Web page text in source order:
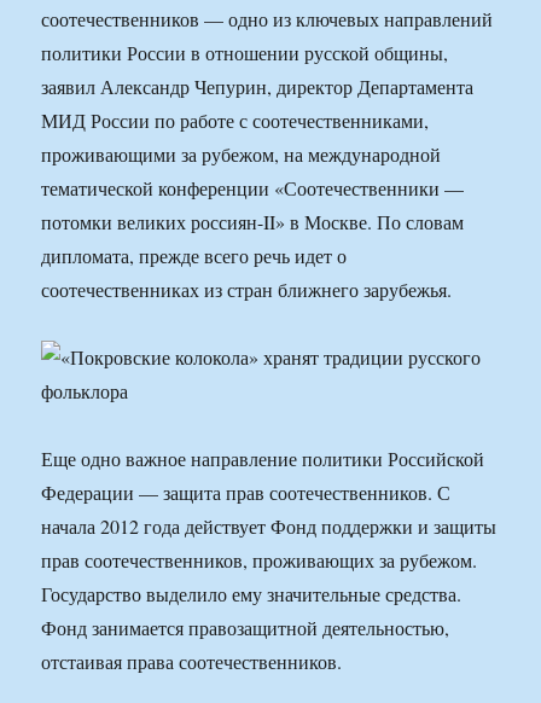
соотечественников — одно из ключевых направлений
политики России в отношении русской общины,
заявил Александр Чепурин, директор Департамента
МИД России по работе с соотечественниками,
проживающими за рубежом, на международной
тематической конференции «Соотечественники —
потомки великих россиян-II» в Москве. По словам
дипломата, прежде всего речь идет о
соотечественниках из стран ближнего зарубежья.
Еще одно важное направление политики Российской
Федерации — защита прав соотечественников. С
начала 2012 года действует Фонд поддержки и защиты
прав соотечественников, проживающих за рубежом.
Государство выделило ему значительные средства.
Фонд занимается правозащитной деятельностью,
отстаивая права соотечественников.